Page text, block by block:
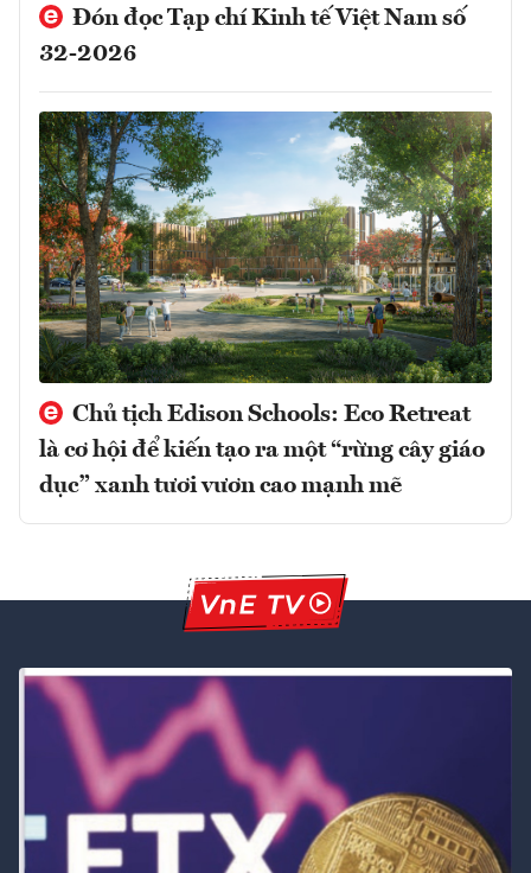
Đón đọc Tạp chí Kinh tế Việt Nam số
32-2026
Chủ tịch Edison Schools: Eco Retreat
là cơ hội để kiến tạo ra một “rừng cây giáo
dục” xanh tươi vươn cao mạnh mẽ